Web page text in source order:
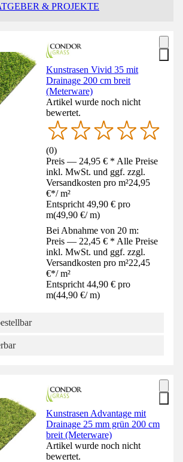
& PROJEKTE
Kunstrasen Vivid 35 mit
Drainage 200 cm breit
(Meterware)
Artikel wurde noch nicht
bewertet.
(0)
Preis — 24,95 € * Alle Preise
inkl. MwSt. und ggf. zzgl.
Versandkosten pro m²24,95
€*/ m²
Entspricht 49,90 € pro
m(49,90 €/ m)
Bei Abnahme von 20 m:
Preis — 22,45 € * Alle Preise
inkl. MwSt. und ggf. zzgl.
Versandkosten pro m²22,45
€*/ m²
Entspricht 44,90 € pro
m(44,90 €/ m)
Kunstrasen Advantage mit
Drainage 25 mm grün 200 cm
breit (Meterware)
Artikel wurde noch nicht
bewertet.